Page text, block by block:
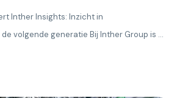
Inther Insights: Inzicht in
volgende generatie Bij Inther Group is ...